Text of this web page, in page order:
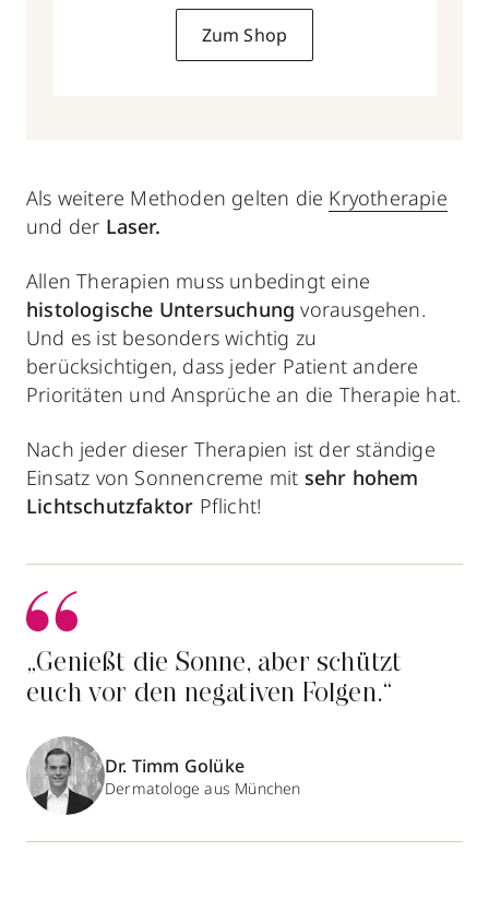
Zum Shop
Als weitere Methoden gelten die Kryotherapie
und der Laser.
Allen Therapien muss unbedingt eine
histologische Untersuchungvorausgehen.
Und es ist besonders wichtig zu
berücksichtigen, dass jeder Patient andere
Prioritäten und Ansprüche an die Therapie hat.
Nach jeder dieser Therapien ist der ständige
Einsatz von Sonnencreme mit sehr hohem
Lichtschutzfaktor Pflicht!
„Genießt die Sonne, aber schützt
euch vor den negativen Folgen.“
Dr. Timm Golüke
Dermatologe aus München